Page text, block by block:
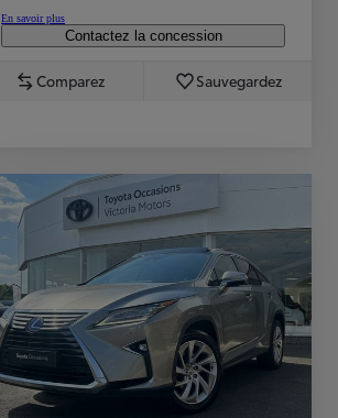
En savoir plus
Contactez la concession
Comparez Sauvegardez